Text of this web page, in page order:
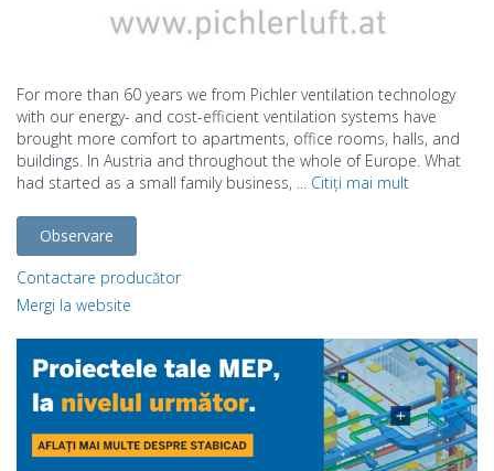
For more than 60 years we from Pichler ventilation technology
with our energy- and cost-efficient ventilation systems have
brought more comfort to apartments, office rooms, halls, and
buildings. In Austria and throughout the whole of Europe. What
had started as a small family business, ... Citiți mai mult
Observare
Contactare producător
Mergi la website